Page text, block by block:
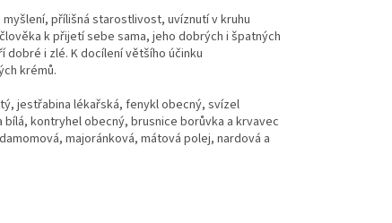
přílišná starostlivost, uvíznutí v kruhu
k přijetí sebe sama, jeho dobrých i špatných
dobré i zlé. K docílení většího účinku
krémů.
jestřabina lékařská, fenykl obecný, svízel
kontryhel obecný, brusnice borůvka a krvavec
majoránková, mátová polej, nardová a